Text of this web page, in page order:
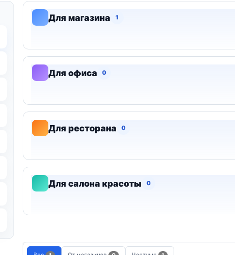
Для магазина 1
Для офиса 0
Для ресторана 0
Для салона красоты 0